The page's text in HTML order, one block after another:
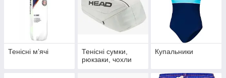
Тенісні мʼячі
Тенісні сумки,
рюкзаки, чохли
Купальники